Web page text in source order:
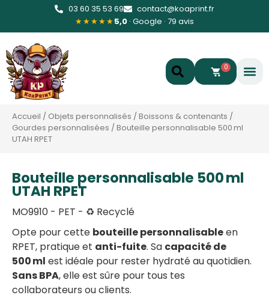
03 60 35 53 69
contact@koaprint.fr
★★★★★5,0 · Google · 79 avis
0
Accueil / Objets personnalisés /Boissons & contenants /
Gourdes personnalisées /Bouteille personnalisable 500 ml
UTAH RPET
Bouteille personnalisable 500 ml
UTAH RPET
MO9910 - PET - ♻️ Recyclé
Opte pour cette bouteille personnalisableen
RPET, pratique et anti-fuite. Sa capacité de
500 ml est idéale pour rester hydraté au quotidien.
Sans BPA, elle est sûre pour tous tes
collaborateurs ou clients.